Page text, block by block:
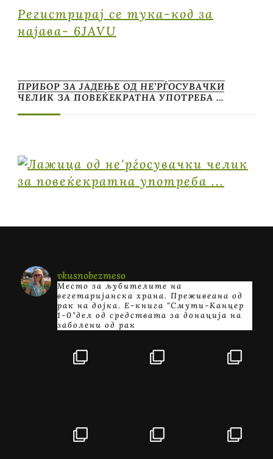
Регистрирај се тука-код за
најава- 6JAVU
ПРИБОР ЗА ЈАДЕЊЕ ОД НЕ’РЃОСУВАЧКИ
ЧЕЛИК ЗА ПОВЕЌЕКРАТНА УПОТРЕБА …
vkusnobezmeso
Место за љубителите на
вегетаријанска храна. Преживеана од
рак на дојка. E-книга "Смути-Канцер
1-0"дел од средствата за донација на
заболени од рак